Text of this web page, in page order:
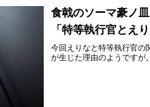
食戟のソーマ豪ノ
「特等執行官とえ
今回えりなと特等執行官の
が生じた理由のようですが。